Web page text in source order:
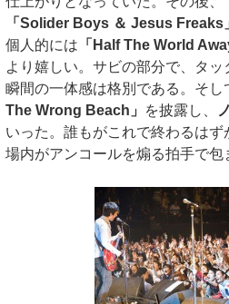
「Solider Boys ＆ Jesus Freaks
個人的には 「Half The World
より嬉しい。サビの部分で、タ
瞬間の一体感は格別である。そし
The Wrong Beach」
を披露し、
いった。誰もがこれで終わるは
場内がアンコールを煽る拍手で包